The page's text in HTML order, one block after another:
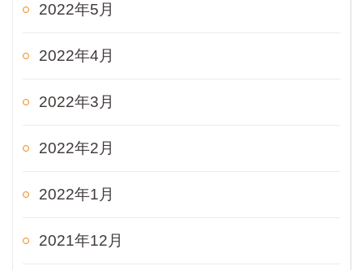
2022年5月
2022年4月
2022年3月
2022年2月
2022年1月
2021年12月